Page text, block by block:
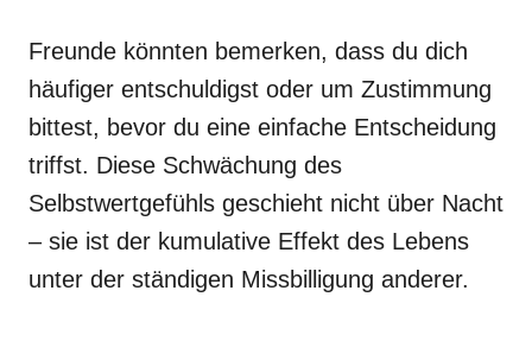
Freunde könnten bemerken, dass du dich
häufiger entschuldigst oder um Zustimmung
bittest, bevor du eine einfache Entscheidung
triffst. Diese Schwächung des
Selbstwertgefühls geschieht nicht über Nacht
– sie ist der kumulative Effekt des Lebens
unter der ständigen Missbilligung anderer.